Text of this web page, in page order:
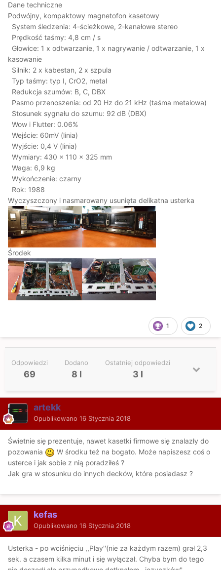
Dane techniczne
Podwójny, kompaktowy magnetofon kasetowy
System śledzenia: 4-ścieżkowe, 2-kanałowe stereo
Prędkość taśmy: 4,8 cm / s
Głowice: 1 x odtwarzanie, 1 x nagrywanie / odtwarzanie, 1 x
kasowanie
Silnik: 2 x kabestan, 2 x szpula
Typ taśmy: typ I, CrO2, metal
Redukcja szumów: B, C, DBX
Pasmo przenoszenia: od 20 Hz do 21 kHz (taśma metalowa)
Stosunek sygnału do szumu: 92 dB (DBX)
Wow i Flutter: 0.06%
Wejście: 60mV (linia)
Wyjście: 0,4 V (linia)
Wymiary: 430 x 110 x 325 mm
Waga: 6,9 kg
Wykończenie: czarny
Rok: 1988
Wyczyszczony i nasmarowany usunięta delikatna usterka
Środek
1 2
Odpowiedzi
69
Dodano
8 l
Ostatniej odpowiedzi
3 l
artekk
Opublikowano 16 Stycznia 2018
Świetnie się prezentuje, nawet kasetki firmowe się znalazły do
pozowania
W środku też na bogato. Może napiszesz coś o
usterce i jak sobie z nią poradziłeś ?
Jak gra w stosunku do innych decków, które posiadasz ?
kefas
Opublikowano 16 Stycznia 2018
Usterka - po wciśnięciu ,,Play''(nie za każdym razem) grał 2,3
sek. a czasem kilka minut i się wyłączał. Chyba bym do tego